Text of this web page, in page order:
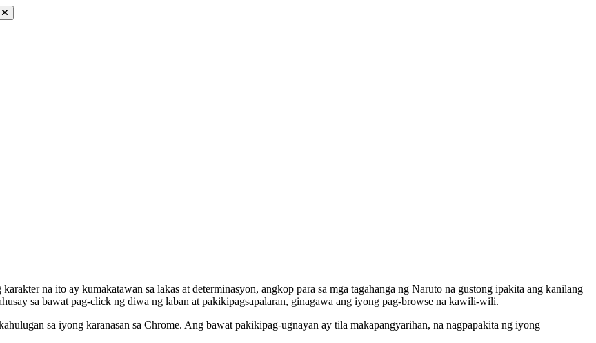
na ito ay kumakatawan sa lakas at determinasyon, angkop para sa mga tagahanga ng Naruto na gustong ipakita ang kanilang
sa bawat pag-click ng diwa ng laban at pakikipagsapalaran, ginagawa ang iyong pag-browse na kawili-wili.
sa iyong karanasan sa Chrome. Ang bawat pakikipag-ugnayan ay tila makapangyarihan, na nagpapakita ng iyong